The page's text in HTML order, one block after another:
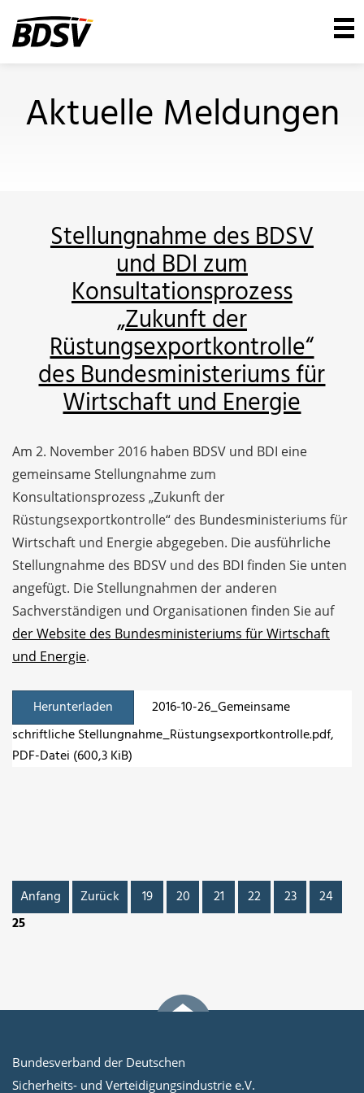
Aktuelle Meldungen
Stellungnahme des BDSV
und BDI zum
Konsultationsprozess
„Zukunft der
Rüstungsexportkontrolle“
des Bundesministeriums für
Wirtschaft und Energie
Am 2. November 2016 haben BDSV und BDI eine
gemeinsame Stellungnahme zum
Konsultationsprozess „Zukunft der
Rüstungsexportkontrolle“ des Bundesministeriums für
Wirtschaft und Energie abgegeben. Die ausführliche
Stellungnahme des BDSV und des BDI finden Sie unten
angefügt. Die Stellungnahmen der anderen
Sachverständigen und Organisationen finden Sie auf
der Website des Bundesministeriums für Wirtschaft
und Energie.
Herunterladen
2016-10-26_Gemeinsame
schriftliche Stellungnahme_Rüstungsexportkontrolle.pdf,
PDF-Datei (600,3 KiB)
Anfang Zurück 19 20 21 22 23
24
25
Bundesverband der Deutschen
Sicherheits- und Verteidigungsindustrie e.V.